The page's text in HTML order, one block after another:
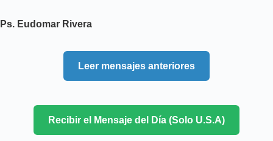
Ps. Eudomar Rivera
Leer mensajes anteriores
Recibir el Mensaje del Día (Solo U.S.A)